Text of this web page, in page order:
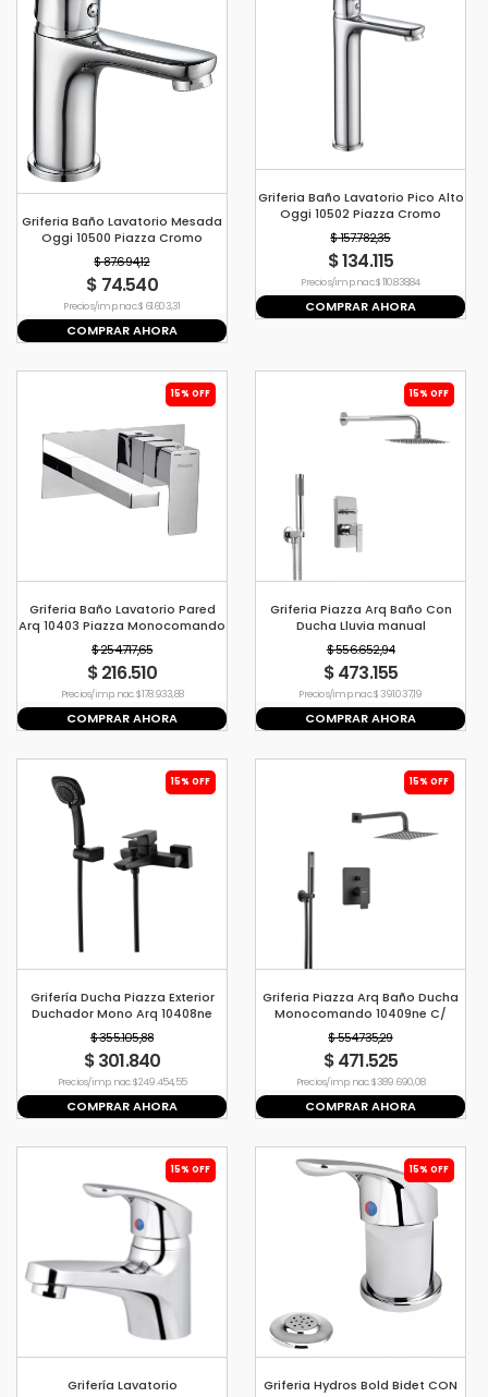
Griferia Baño Lavatorio Mesada
Oggi 10500 Piazza Cromo
Brillante
$ 87.694,12
$ 74.540
Precio s/imp. nac. $ 61.603,31
COMPRAR AHORA
Griferia Baño Lavatorio Pico Alto
Oggi 10502 Piazza Cromo
Cromado
$ 157.782,35
$ 134.115
Precio s/imp. nac. $ 110.838,84
COMPRAR AHORA
15% OFF
Griferia Baño Lavatorio Pared
Arq 10403 Piazza Monocomando
$ 254.717,65
$ 216.510
Precio s/imp. nac. $ 178.933,88
COMPRAR AHORA
15% OFF
Griferia Piazza Arq Baño Con
Ducha Lluvia manual
Monocomando 10409
$ 556.652,94
$ 473.155
Precio s/imp. nac. $ 391.037,19
COMPRAR AHORA
15% OFF
Grifería Ducha Piazza Exterior
Duchador Mono Arq 10408ne
Negro Mate
$ 355.105,88
$ 301.840
Precio s/imp. nac. $ 249.454,55
COMPRAR AHORA
15% OFF
Griferia Piazza Arq Baño Ducha
Monocomando 10409ne C/
Lluvia Y Ducha Manual Negro
$ 554.735,29
$ 471.525
Precio s/imp. nac. $ 389.690,08
COMPRAR AHORA
15% OFF
Grifería Lavatorio
15% OFF
Griferia Hydros Bold Bidet CON